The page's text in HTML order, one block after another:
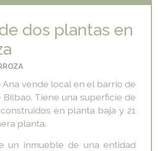
dos plantas en
Ana vende local en el barrio de
Bilbao. Tiene una superficie de
en planta baja y 21
planta.
un inmueble de una entidad